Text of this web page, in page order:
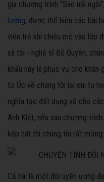
gia chương trình “Sao nối
lương, được thể hiện các bài
viên trẻ khi chiêu mộ vào lớp
xã tôi - nghệ sĩ Đỗ Quyên,
khấu này là phục vụ cho
từ Úc về chúng tôi lại qui tụ
nghĩa tạo đất dụng võ cho
Anh Kiệt, nếu sau chương
kép hát thì chúng tôi rất mừng.
Cả hai là một đôi uyên ương